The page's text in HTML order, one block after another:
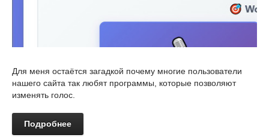
Для меня остаётся загадкой почему многие пользователи
нашего сайта так любят программы, которые позволяют
изменять голос.
Подробнее